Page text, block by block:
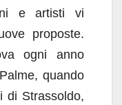
e artisti vi
proposte.
ogni anno
quando
di Strassoldo,